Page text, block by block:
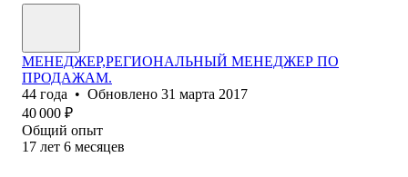
МЕНЕДЖЕР,РЕГИОНАЛЬНЫЙ МЕНЕДЖЕР ПО
ПРОДАЖАМ.
44 года • Обновлено 31 марта 2017
40 000 ₽
Общий опыт
17 лет 6 месяцев